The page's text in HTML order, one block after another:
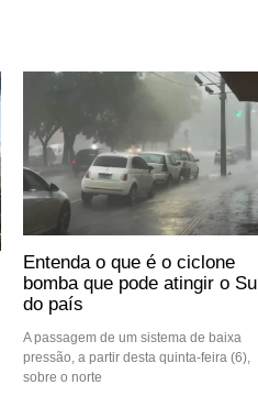
Entenda o que é o ciclone
bomba que pode atingir o Sul
do país
A passagem de um sistema de baixa
pressão, a partir desta quinta-feira (6),
sobre o norte